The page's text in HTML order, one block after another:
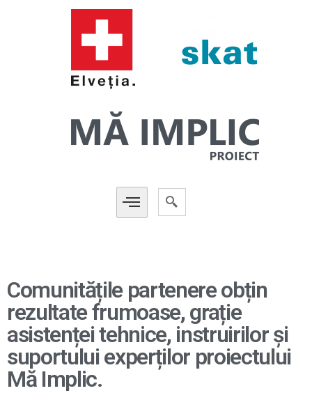
Comunitățile partenere obțin
rezultate frumoase, grație
asistenței tehnice, instruirilor și
suportului experților proiectului
Mă Implic.